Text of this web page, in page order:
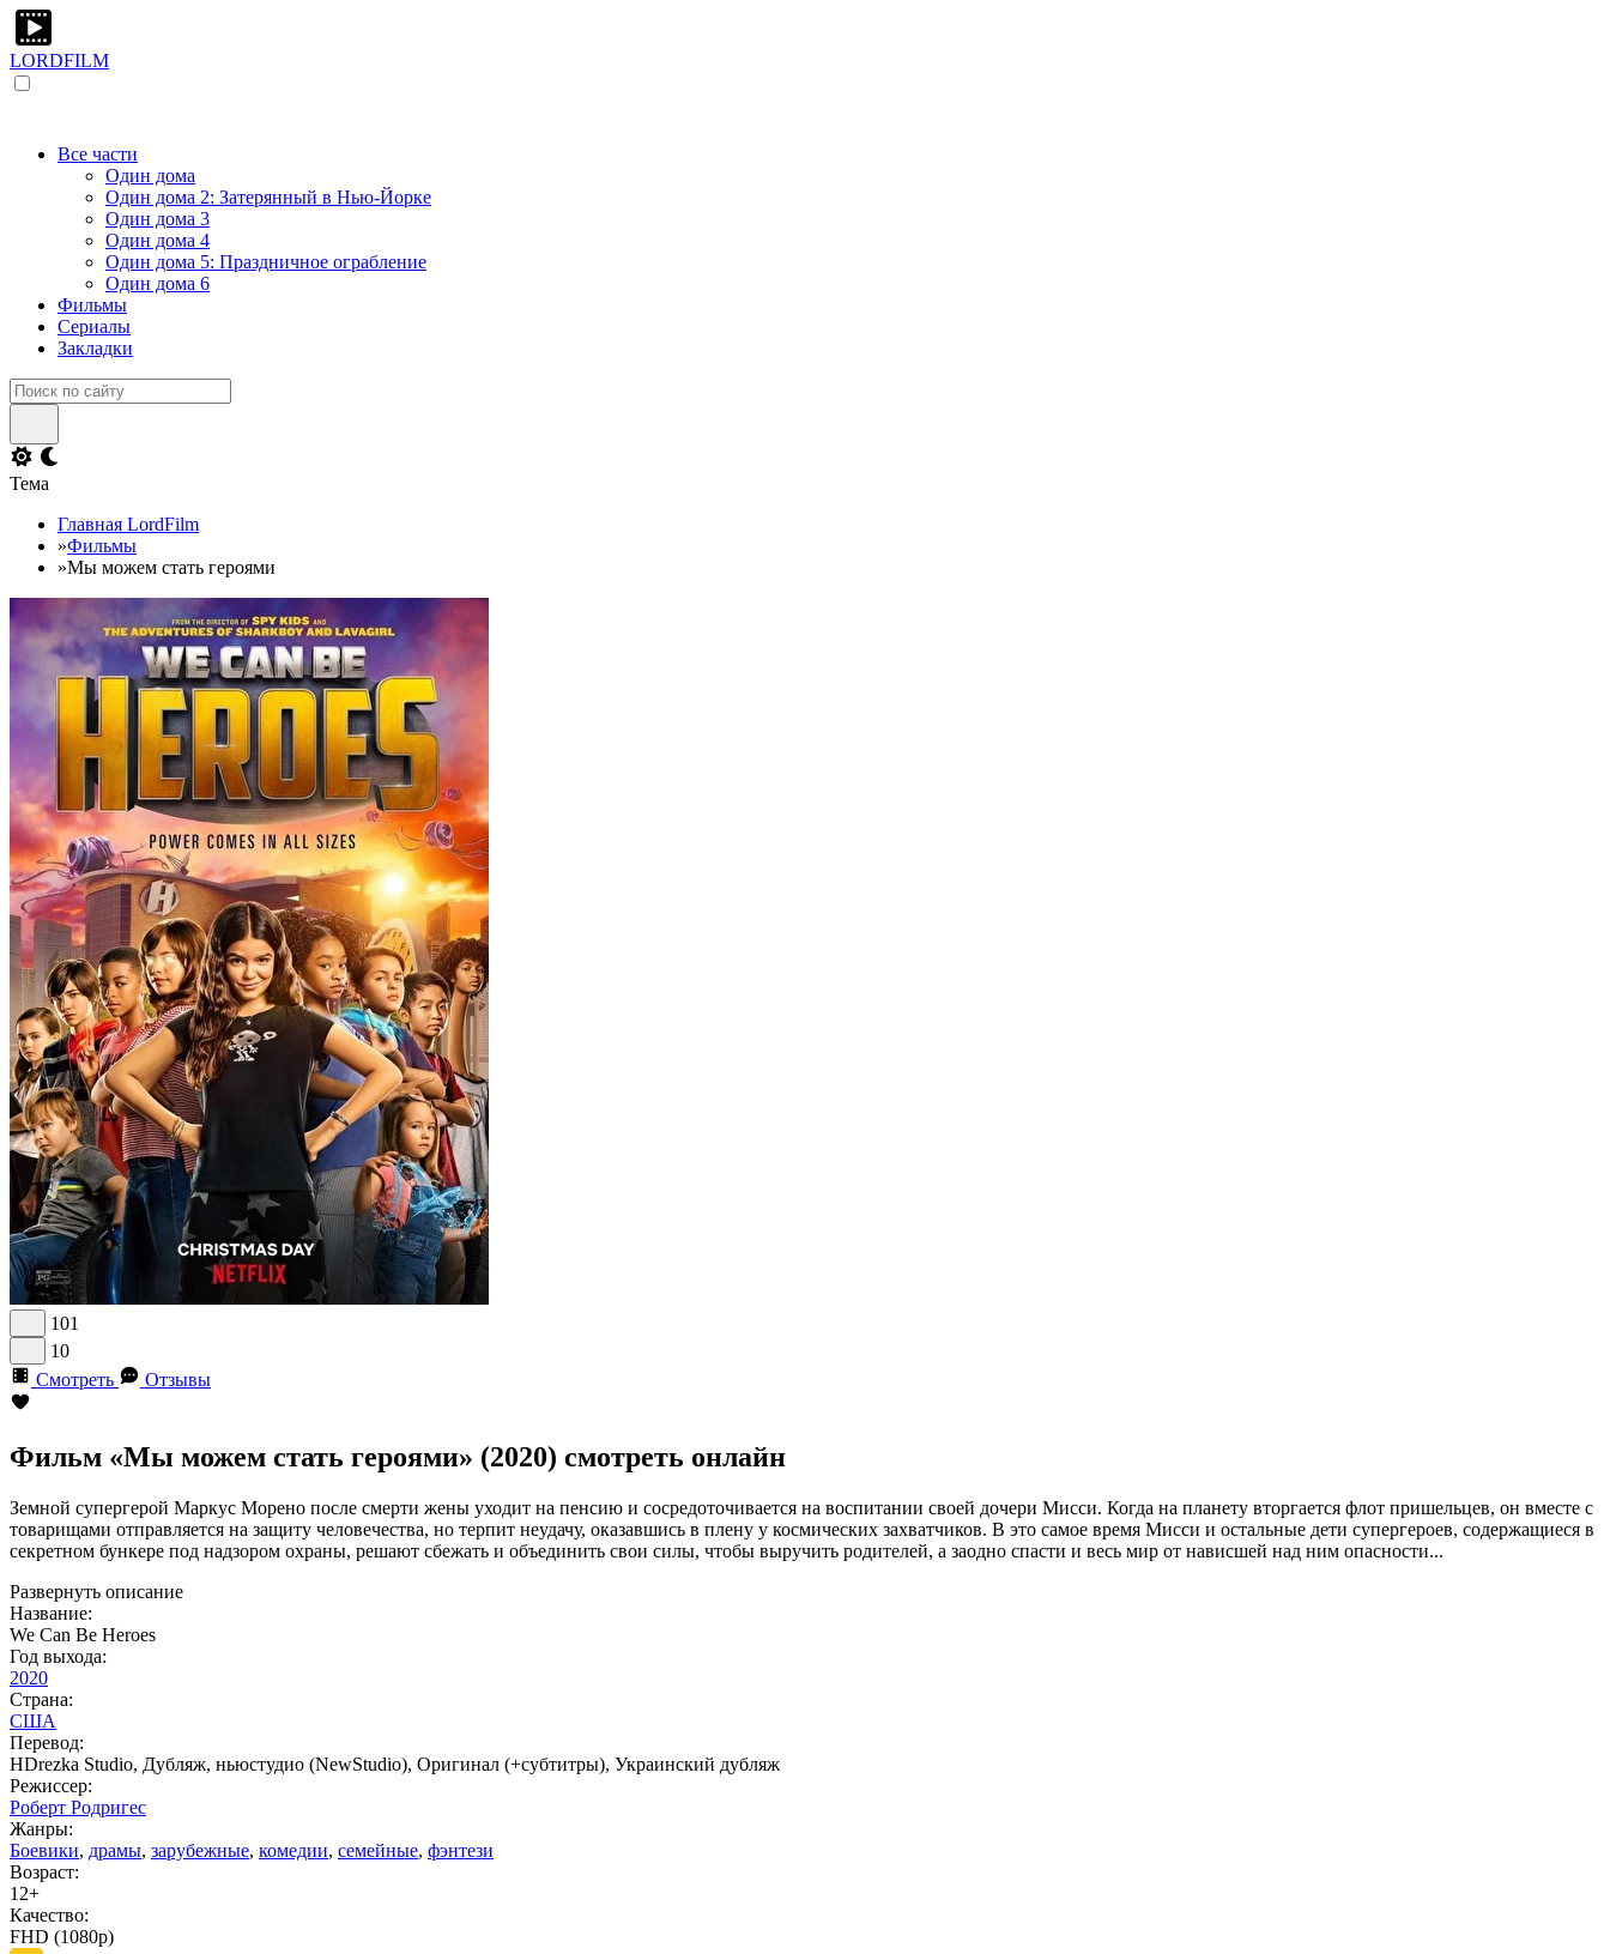
LORDFILM
Все части
Один дома
Один дома 2: Затерянный в Нью-Йорке
Один дома 3
Один дома 4
Один дома 5: Праздничное ограбление
Один дома 6
Фильмы
Сериалы
Закладки
Тема
Главная LordFilm
»Фильмы
»Мы можем стать героями
101
10
Смотреть
Отзывы
Фильм «Мы можем стать героями» (2020) смотреть онлайн
Земной супергерой Маркус Морено после смерти жены уходит на пенсию и сосредоточивается на воспитании своей дочери Мисси. Когда на планету вторгается флот пришельцев, он вместе с
товарищами отправляется на защиту человечества, но терпит неудачу, оказавшись в плену у космических захватчиков. В это самое время Мисси и остальные дети супергероев, содержащиеся в
секретном бункере под надзором охраны, решают сбежать и объединить свои силы, чтобы выручить родителей, а заодно спасти и весь мир от нависшей над ним опасности...
Развернуть описание
Название:
We Can Be Heroes
Год выхода:
2020
Страна:
США
Перевод:
HDrezka Studio, Дубляж, ньюстудио (NewStudio), Оригинал (+субтитры), Украинский дубляж
Режиссер:
Роберт Родригес
Жанры:
Боевики, драмы, зарубежные, комедии, семейные, фэнтези
Возраст:
12+
Качество:
FHD (1080p)